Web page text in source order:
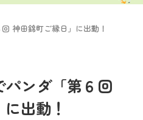
神田錦町ご縁日」に出動！
ンダ「第６回
出動！